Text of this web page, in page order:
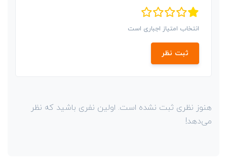
انتخاب امتیاز اجباری است
ثبت نظر
هنوز نظری ثبت نشده است. اولین نفری باشید که نظر
می‌دهد!